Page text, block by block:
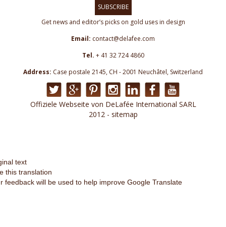
SUBSCRIBE
Get news and editor’s picks on gold uses in design
Email: contact@delafee.com
Tel. + 41 32 724 4860
Address: Case postale 2145, CH - 2001 Neuchâtel, Switzerland
Offiziele Webseite von DeLafée International SARL
2012 - sitemap
text
this translation
feedback will be used to help improve Google Translate